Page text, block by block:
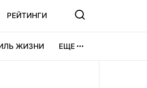
РЕЙТИНГИ
ЖИЗНИ ЕЩЕ